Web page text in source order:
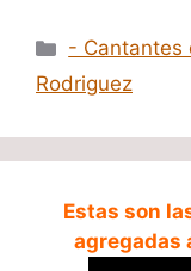
Categorías
- Cantantes
Rodriguez
Estas son
agregadas